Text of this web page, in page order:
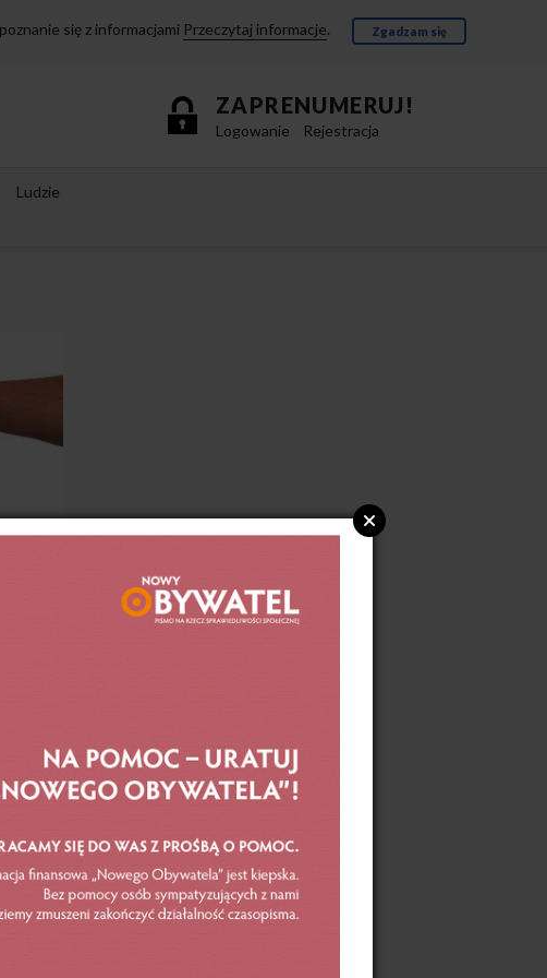
się z informacjami Przeczytaj informacje. Zgadzam się
ZAPRENUMERUJ!
Logowanie Rejestracja
Ludzie